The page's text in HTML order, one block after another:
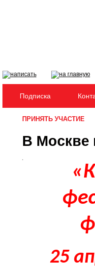
Подписка
ПРИНЯТЬ УЧАСТИЕ
В
25